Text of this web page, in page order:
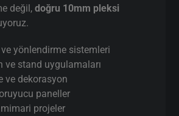
değil,doğru 10mm pleksi
yönlendirme sistemleri
ve stand uygulamaları
ve dekorasyon
paneller
projeler